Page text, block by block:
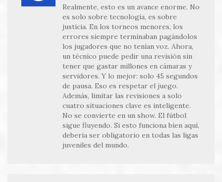
Realmente, esto es un avance enorme. No
es solo sobre tecnología, es sobre
justicia. En los torneos menores, los
errores siempre terminaban pagándolos
los jugadores que no tenían voz. Ahora,
un técnico puede pedir una revisión sin
tener que gastar millones en cámaras y
servidores. Y lo mejor: solo 45 segundos
de pausa. Eso es respetar el juego.
Además, limitar las revisiones a solo
cuatro situaciones clave es inteligente.
No se convierte en un show. El fútbol
sigue fluyendo. Si esto funciona bien aquí,
debería ser obligatorio en todas las ligas
juveniles del mundo.